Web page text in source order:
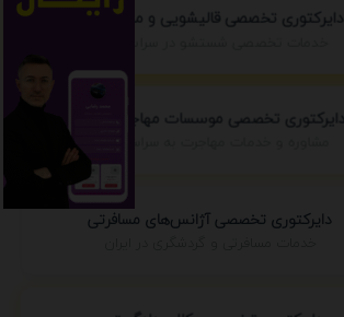
دایرکتوری تخصصی قالیشویی و مبل شویی
دایرکتوری تخصصی موسسات مهاجرتی ایران
مشاوره و خدمات مهاجرت به سراسر جهان
دایرکتوری تخصصی آژانس‌های مسافرتی